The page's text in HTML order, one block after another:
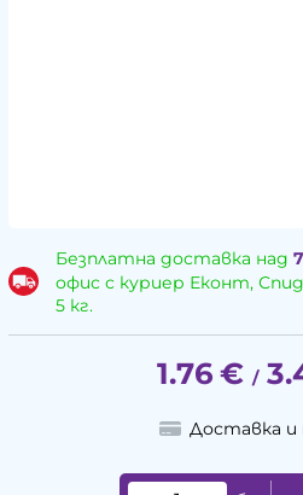
Безплатна доставка над
офис с куриер Еконт,
5 кг.
1.76 € /
Доставка и